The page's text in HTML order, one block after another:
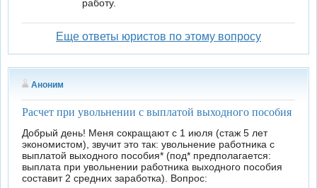
работу.
Еще ответы юристов по этому вопросу
Аноним
Расчет при увольнении с выплатой выходного пособия
Добрый день! Меня сокращают с 1 июля (стаж 5 лет
экономистом), звучит это так: увольнение работника с
выплатой выходного пособия* (под* предполагается:
выплата при увольнении работника выходного пособия
составит 2 средних заработка). Вопрос: